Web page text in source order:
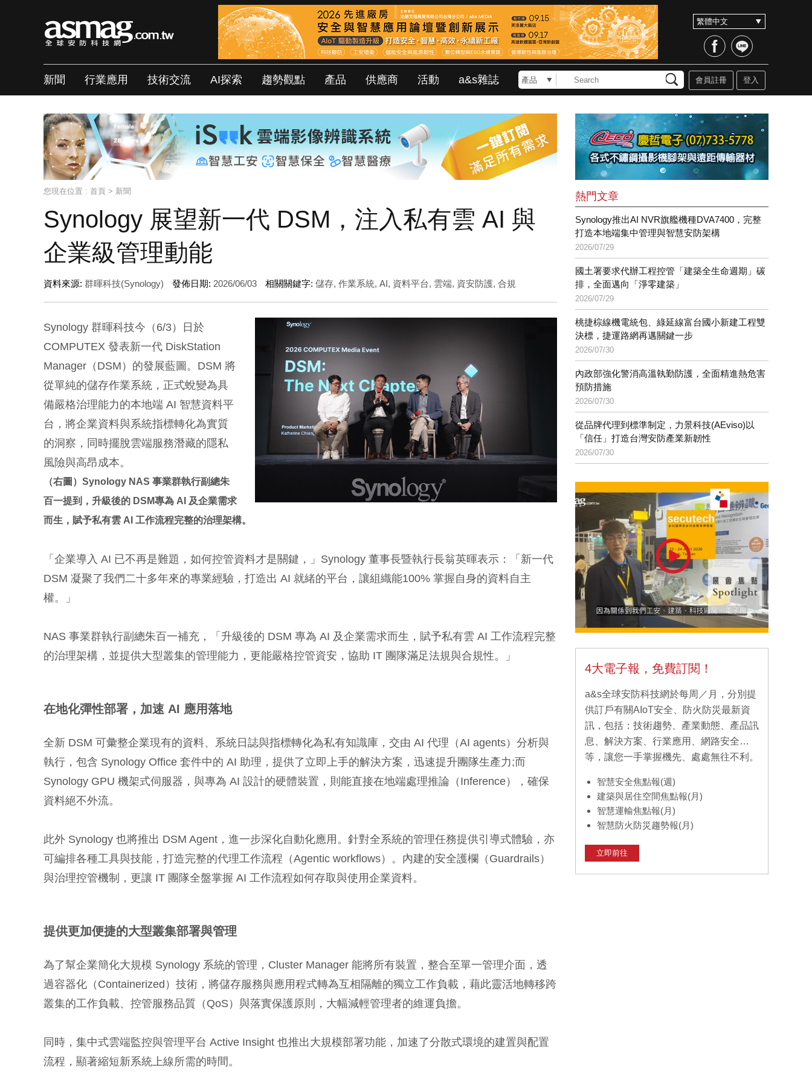
新聞 行業應用 技術交流 AI探索 趨勢觀點 產品 供應商 活動 a&s雜誌 登入
會員註冊
您現在位置 : 首頁 > 新聞
Synology 展望新一代 DSM，注入私有雲 AI 與
企業級管理動能
資料來源: 群暉科技(Synology) 發佈日期: 2026/06/03 相關關鍵字: 儲存, 作業系統, AI, 資料平台, 雲端, 資安防護, 合規
Synology 群暉科技今（6/3）日於
COMPUTEX 發表新一代 DiskStation
Manager（DSM）的發展藍圖。DSM 將
從單純的儲存作業系統，正式蛻變為具
備嚴格治理能力的本地端 AI 智慧資料平
台，將企業資料與系統指標轉化為實質
的洞察，同時擺脫雲端服務潛藏的隱私
風險與高昂成本。
（右圖）Synology NAS 事業群執行副總朱
百一提到，升級後的 DSM專為 AI 及企業需求
而生，賦予私有雲 AI 工作流程完整的治理架構。
「企業導入 AI 已不再是難題，如何控管資料才是關鍵，」Synology 董事長暨執行長翁英暉表示：「新一代
DSM 凝聚了我們二十多年來的專業經驗，打造出 AI 就緒的平台，讓組織能100% 掌握自身的資料自主
權。」
NAS 事業群執行副總朱百一補充，「升級後的 DSM 專為 AI 及企業需求而生，賦予私有雲 AI 工作流程完整
的治理架構，並提供大型叢集的管理能力，更能嚴格控管資安，協助 IT 團隊滿足法規與合規性。」
在地化彈性部署，加速 AI 應用落地
全新 DSM 可彙整企業現有的資料、系統日誌與指標轉化為私有知識庫，交由 AI 代理（AI agents）分析與
執行，包含 Synology Office 套件中的 AI 助理，提供了立即上手的解決方案，迅速提升團隊生產力;而
Synology GPU 機架式伺服器，與專為 AI 設計的硬體裝置，則能直接在地端處理推論（Inference），確保
資料絕不外流。
此外 Synology 也將推出 DSM Agent，進一步深化自動化應用。針對全系統的管理任務提供引導式體驗，亦
可編排各種工具與技能，打造完整的代理工作流程（Agentic workflows）。內建的安全護欄（Guardrails）
與治理控管機制，更讓 IT 團隊全盤掌握 AI 工作流程如何存取與使用企業資料。
提供更加便捷的大型叢集部署與管理
為了幫企業簡化大規模 Synology 系統的管理，Cluster Manager 能將所有裝置，整合至單一管理介面，透
過容器化（Containerized）技術，將儲存服務與應用程式轉為互相隔離的獨立工作負載，藉此靈活地轉移跨
叢集的工作負載、控管服務品質（QoS）與落實保護原則，大幅減輕管理者的維運負擔。
同時，集中式雲端監控與管理平台 Active Insight 也推出大規模部署功能，加速了分散式環境的建置與配置
流程，顯著縮短新系統上線所需的時間。
熱門文章
Synology推出AI NVR旗艦機種DVA7400，完整
打造本地端集中管理與智慧安防架構
2026/07/29
國土署要求代辦工程控管「建築全生命週期」碳
排，全面邁向「淨零建築」
2026/07/29
桃捷棕線機電統包、綠延線富台國小新建工程雙
決標，捷運路網再邁關鍵一步
2026/07/30
內政部強化警消高溫執勤防護，全面精進熱危害
預防措施
2026/07/30
從品牌代理到標準制定，力景科技(AEviso)以
「信任」打造台灣安防產業新韌性
2026/07/30
4大電子報，免費訂閱！
a&s全球安防科技網於每周／月，分別提
供訂戶有關AIoT安全、防火防災最新資
訊，包括：技術趨勢、產業動態、產品訊
息、解決方案、行業應用、網路安全…
等，讓您一手掌握機先、處處無往不利。
智慧安全焦點報(週)
建築與居住空間焦點報(月)
智慧運輸焦點報(月)
智慧防火防災趨勢報(月)
立即前往